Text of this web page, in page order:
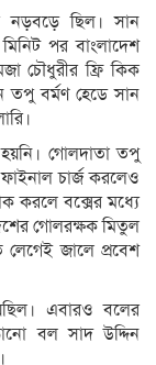
নড়বড়ে ছিল। সান
পর বাংলাদেশ
চৌধুরীর ফ্রি কিক
তপু বর্মণ হেডে সান
হয়নি। গোলদাতা তপু
চার্জ করলেও
করলে বক্সের মধ্যে
গোলরক্ষক মিতুল
জালে প্রবেশ
এবারও বলের
বল সাদ উদ্দিন